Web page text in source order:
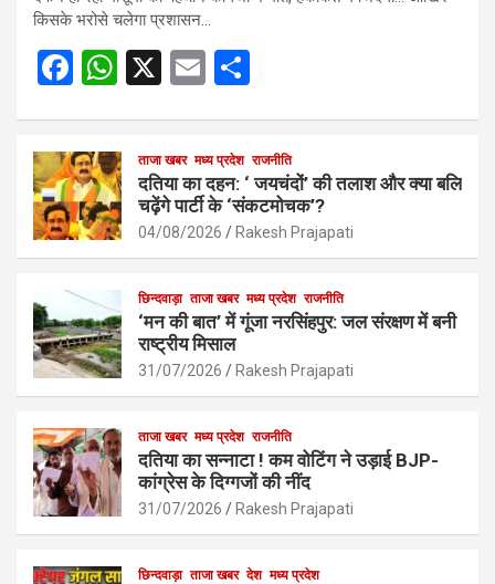
किसके भरोसे चलेगा प्रशासन…
F
b
o
o
W
s
A
p
p
X
E
e
ताजा खबर मध्य प्रदेश राजनीति
दतिया का दहन: ‘ जयचंदों’ की तलाश और क्या बलि
चढ़ेंगे पार्टी के ‘संकटमोचक’?
04/08/2026 Rakesh Prajapati
छिन्दवाड़ा ताजा खबर मध्य प्रदेश राजनीति
‘मन की बात’ में गूंजा नरसिंहपुर: जल संरक्षण में बनी
राष्ट्रीय मिसाल
31/07/2026 Rakesh Prajapati
ताजा खबर मध्य प्रदेश राजनीति
दतिया का सन्नाटा ! कम वोटिंग ने उड़ाई BJP-
कांग्रेस के दिग्गजों की नींद
31/07/2026 Rakesh Prajapati
छिन्दवाड़ा ताजा खबर देश मध्य प्रदेश